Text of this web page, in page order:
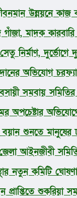
উন্নয়নে কাজ
মাদক
নির্মাণ, দুর্ভোগে
অভিযোগ
সমবায় সমিতির
অপচেষ্টার
বয়ান শুনতে মানুষের
জেলা আইনজীবী
নতুন কমিটি ঘোষণা
প্রাপ্তিতে